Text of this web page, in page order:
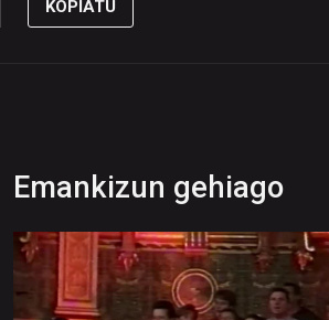
KOPIATU
Emankizun gehiago